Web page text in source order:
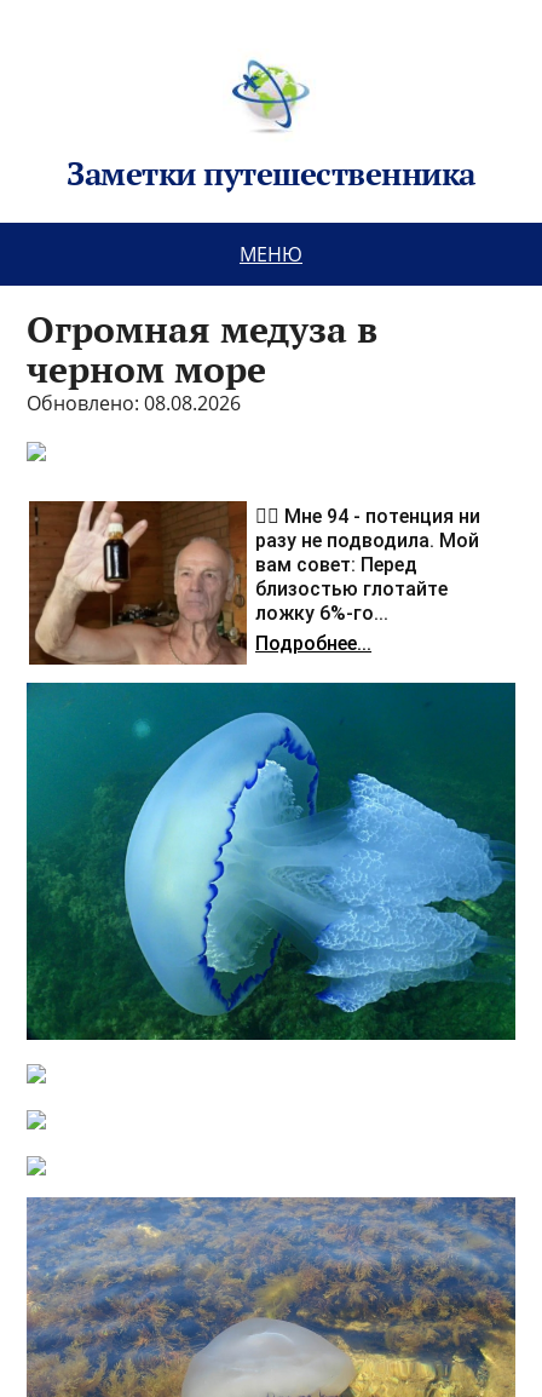
Заметки путешественника
МЕНЮ
Огромная медуза в
черном море
Обновлено: 08.08.2026
❤️‍🔥 Мне 94 - потенция ни
разу не подводила. Мой
вам совет: Перед
близостью глотайте
ложку 6%-го...
Подробнее...